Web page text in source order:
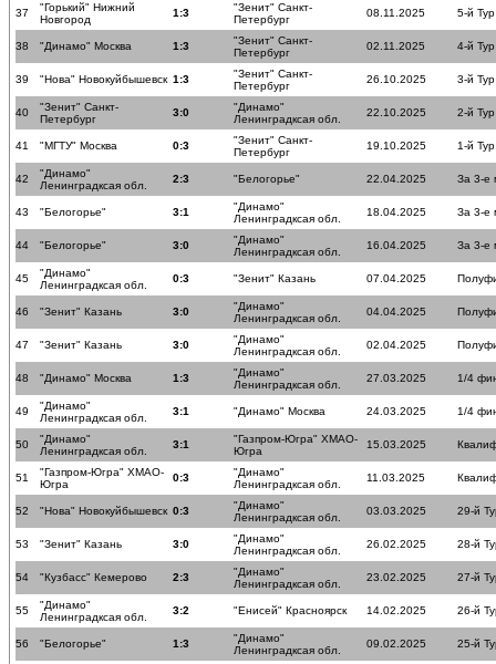
37
"Горький" Нижний
Новгород
1:3
"Зенит" Санкт-
Петербург
08.11.2025 5-й Тур
38 "Динамо" Москва 1:3
"Зенит" Санкт-
Петербург
02.11.2025 4-й Тур
39 "Нова" Новокуйбышевск 1:3
"Зенит" Санкт-
Петербург
26.10.2025 3-й Тур
40
"Зенит" Санкт-
Петербург
3:0
"Динамо"
Ленинградксая обл.
22.10.2025 2-й Тур
41 "МГТУ" Москва 0:3
"Зенит" Санкт-
Петербург
19.10.2025 1-й Тур
42
"Динамо"
Ленинградксая обл.
2:3 "Белогорье" 22.04.2025 За 3-е
43 "Белогорье" 3:1
"Динамо"
Ленинградксая обл.
18.04.2025 За 3-е
44 "Белогорье" 3:0
"Динамо"
Ленинградксая обл.
16.04.2025 За 3-е
45
"Динамо"
Ленинградксая обл.
0:3 "Зенит" Казань 07.04.2025
46 "Зенит" Казань 3:0
"Динамо"
Ленинградксая обл.
04.04.2025
47 "Зенит" Казань 3:0
"Динамо"
Ленинградксая обл.
02.04.2025
48 "Динамо" Москва 1:3
"Динамо"
Ленинградксая обл.
27.03.2025 1/4
49
"Динамо"
Ленинградксая обл.
3:1 "Динамо" Москва 24.03.2025 1/4
50
"Динамо"
Ленинградксая обл.
3:1
"Газпром-Югра" ХМАО-
Югра
15.03.2025
51
"Газпром-Югра" ХМАО-
Югра
0:3
"Динамо"
Ленинградксая обл.
11.03.2025
52 "Нова" Новокуйбышевск 0:3
"Динамо"
Ленинградксая обл.
03.03.2025 29-й
53 "Зенит" Казань 3:0
"Динамо"
Ленинградксая обл.
26.02.2025 28-й
54 "Кузбасс" Кемерово 2:3
"Динамо"
Ленинградксая обл.
23.02.2025 27-й
55
"Динамо"
Ленинградксая обл.
3:2 "Енисей" Красноярск 14.02.2025 26-й
56 "Белогорье" 1:3
"Динамо"
Ленинградксая обл.
09.02.2025 25-й